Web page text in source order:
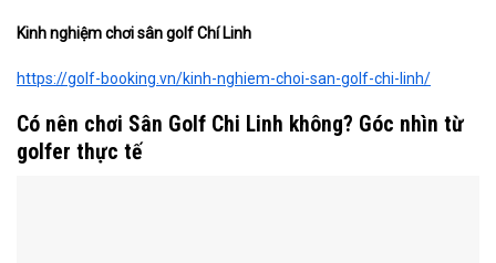
Kinh nghiệm chơi sân golf Chí Linh
https://golf-booking.vn/kinh-nghiem-choi-san-golf-chi-linh/
Có nên chơi Sân Golf Chi Linh không? Góc nhìn từ
golfer thực tế